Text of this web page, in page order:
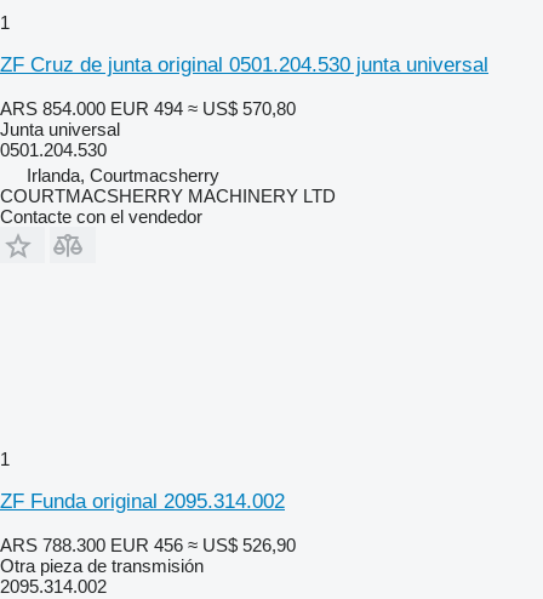
1
ZF Cruz de junta original 0501.204.530 junta universal
ARS 854.000 EUR 494 ≈ US$ 570,80
Junta universal
0501.204.530
Irlanda, Courtmacsherry
COURTMACSHERRY MACHINERY LTD
Contacte con el vendedor
1
ZF Funda original 2095.314.002
ARS 788.300 EUR 456 ≈ US$ 526,90
Otra pieza de transmisión
2095.314.002